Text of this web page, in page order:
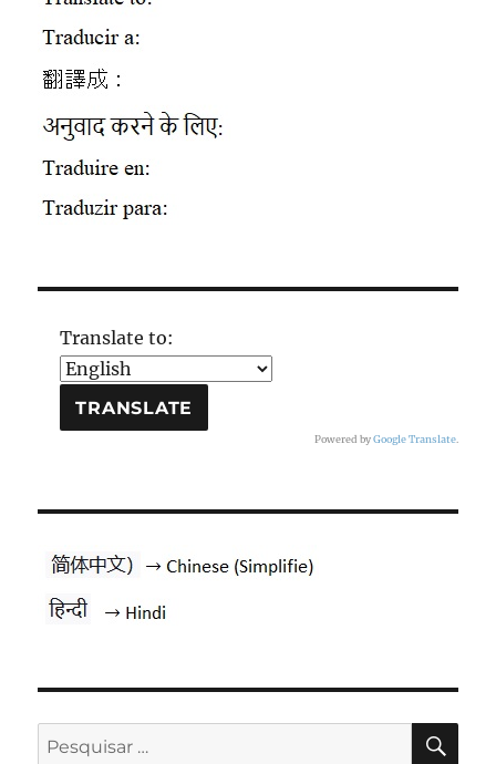
Translate to:
Powered byGoogle Translate.
Pesquisar